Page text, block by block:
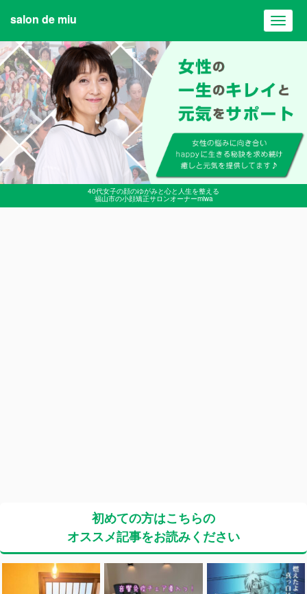
40代女子の顔のゆがみと心と人生を整える
福山市の小顔矯正サロンオーナーmiwa
salon de miu
初めての方はこちらの
オススメ記事をお読みください